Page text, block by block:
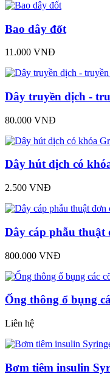
Bao dây đốt
11.000 VNĐ
Dây truyền dịch -
80.000 VNĐ
Dây hút dịch có
2.500 VNĐ
Dây cáp phẫu thuật
800.000 VNĐ
Ống thông ổ bụng
Liên hệ
Bơm tiêm insulin